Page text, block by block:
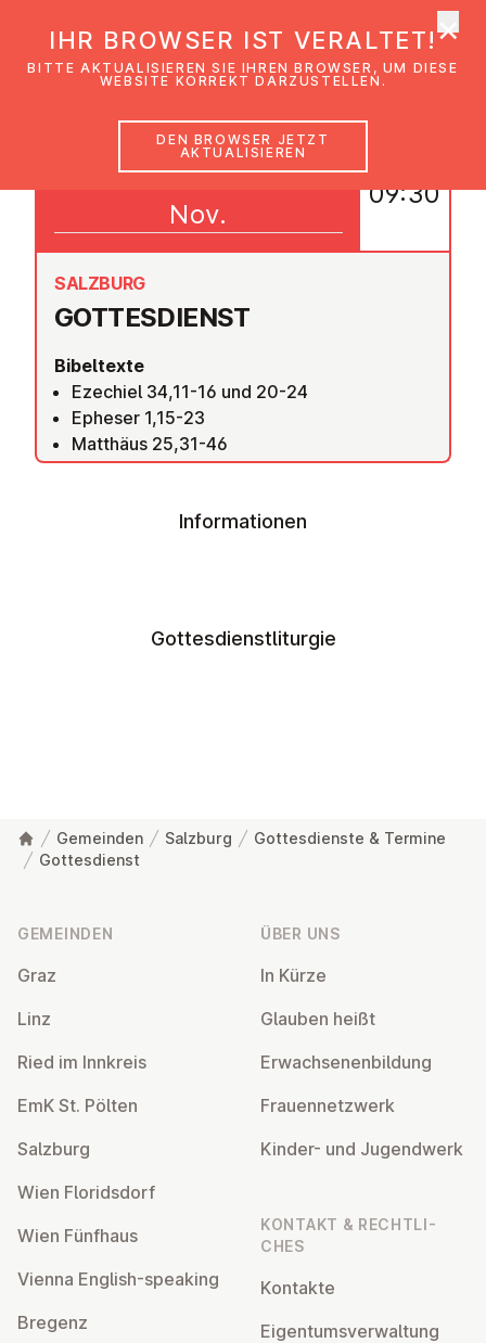
GOT­TES­DIENST
SALZBURG
Bibeltexte
Ezechiel 34,11-16 und 20-24
Epheser 1,15-23
Matthäus 25,31-46
22
Nov.
09:30
Informationen
Gottesdienstliturgie
Gemeinden Salzburg
Gottesdienste & Termine
Gottesdienst
GEMEINDEN
Graz
Linz
Ried im Innkreis
EmK St. Pölten
Salzburg
Wien Flo­rids­dorf
Wien Fünfhaus
Vienna English-speaking
Bregenz
ÜBER UNS
In Kürze
Glauben heißt
Er­wach­se­nen­bil­dung
Frau­en­netz­werk
Kinder- und Ju­gend­werk
KONTAKT & RECHT­LI­
CHES
Kontakte
Ei­gen­tums­ver­wal­tung
IHR BROWSER IST VERALTET!
BITTE AKTUALISIEREN SIE IHREN BROWSER, UM DIESE
WEBSITE KORREKT DARZUSTELLEN.
DEN BROWSER JETZT
AKTUALISIEREN
×